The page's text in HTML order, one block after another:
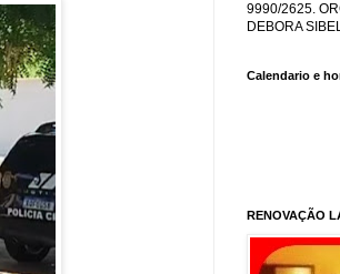
9990/2625.
DEBORA
Calendario e
RENOVAÇÃO